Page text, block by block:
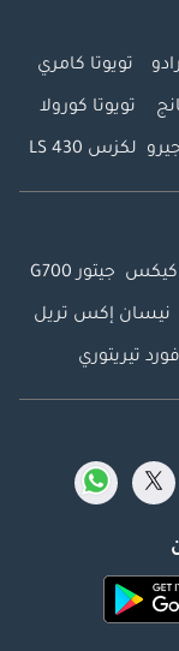
تويوتا كامري
تويوتا كورولا
لكزس LS 430
كيكس جيتور G700
نيسان إكس تريل
فورد تيريتوري